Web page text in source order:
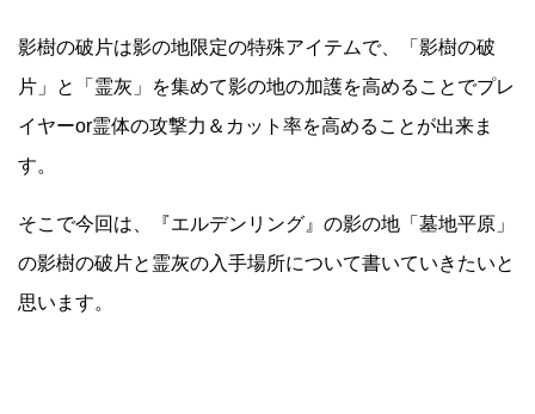
影樹の破片は影の地限定の特殊アイテムで、「影樹の破
片」と「霊灰」を集めて影の地の加護を高めることでプレ
イヤーor霊体の攻撃力＆カット率を高めることが出来ま
す。
そこで今回は、『エルデンリング』の影の地「墓地平原」
の影樹の破片と霊灰の入手場所について書いていきたいと
思います。